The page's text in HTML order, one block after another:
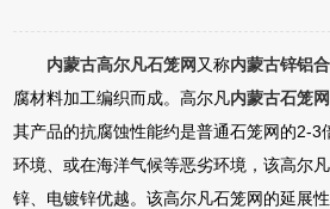
内蒙古高尔凡石笼网 又称内蒙古锌铝
腐材料加工编织而成。高尔凡内蒙古石笼网
其产品的抗腐蚀性能约是普通石笼网的2-3
环境、或在海洋气候等恶劣环境，该高尔
锌、电镀锌优越。该高尔凡石笼网的延展